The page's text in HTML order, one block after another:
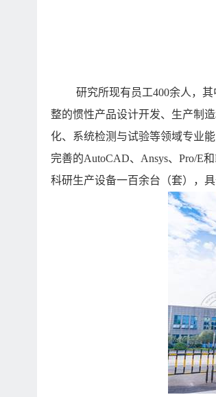
研究所现有员工400余人，其
整的惯性产品设计开发、生产制
化、系统检测与试验等领域专业
完善的AutoCAD、 Ansys、 Pro/E和
科研生产设备一百余台（套），